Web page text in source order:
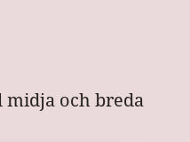
midja och breda